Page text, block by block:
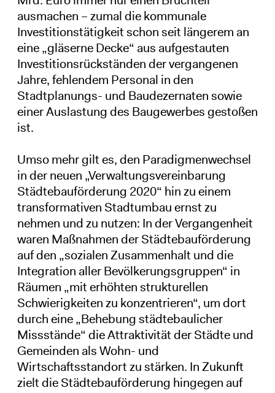
ausmachen – zumal die kommunale
Investitionstätigkeit schon seit längerem an
eine „gläserne Decke“ aus aufgestauten
Investitionsrückständen der vergangenen
Jahre, fehlendem Personal in den
Stadtplanungs- und Baudezernaten sowie
einer Auslastung des Baugewerbes gestoßen
ist.
Umso mehr gilt es, den Paradigmenwechsel
in der neuen „Verwaltungsvereinbarung
Städtebauförderung 2020“ hin zu einem
transformativen Stadtumbau ernst zu
nehmen und zu nutzen: In der Vergangenheit
waren Maßnahmen der Städtebauförderung
auf den „sozialen Zusammenhalt und die
Integration aller Bevölkerungsgruppen“ in
Räumen „mit erhöhten strukturellen
Schwierigkeiten zu konzentrieren“, um dort
durch eine „Behebung städtebaulicher
Missstände“ die Attraktivität der Städte und
Gemeinden als Wohn- und
Wirtschaftsstandort zu stärken. In Zukunft
zielt die Städtebauförderung hingegen auf